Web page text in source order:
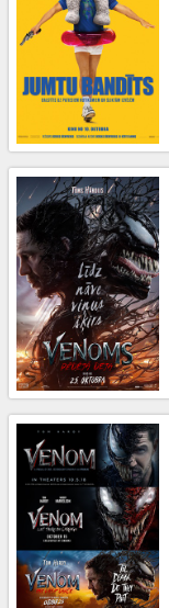
Dāvanu
kartes
Uzkodas
B2B
Kino
Klubs